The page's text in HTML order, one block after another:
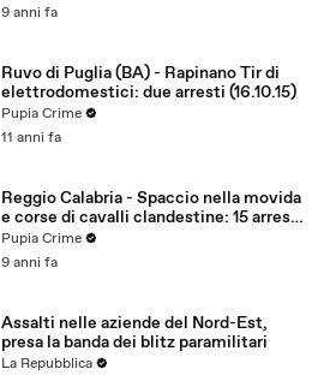
9 anni fa
Ruvo di Puglia (BA) - Rapinano Tir di
elettrodomestici: due arresti (16.10.15)
Pupia Crime
11 anni fa
Reggio Calabria - Spaccio nella movida
e corse di cavalli clandestine: 15 arresti
(27.04.17)
Pupia Crime
9 anni fa
Assalti nelle aziende del Nord-Est,
presa la banda dei blitz paramilitari
La Repubblica